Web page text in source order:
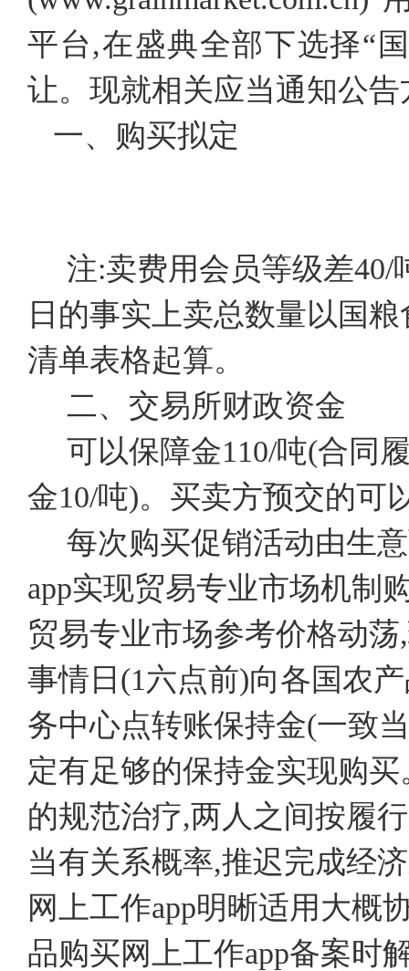
平台,在盛典全部下选择“
让。现就相关应当通知公告
一、购买拟定
注:卖费用会员等级差
日的事实上卖总数量以国
清单表格起算。
二、交易所财政资金
可以保障金110/吨(合同
金10/吨)。买卖方预交的可
每次购买促销活动由生
app实现贸易专业市场机制
贸易专业市场参考价格动
事情日(1六点前)向各国农
务中心点转账保持金(一致
定有足够的保持金实现购
的规范治疗,两人之间按履
当有关系概率,推迟完成经
网上工作app明晰适用大概
品购买网上工作app备案时